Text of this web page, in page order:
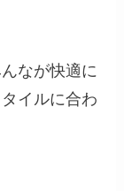
なが快適に
イルに合わ